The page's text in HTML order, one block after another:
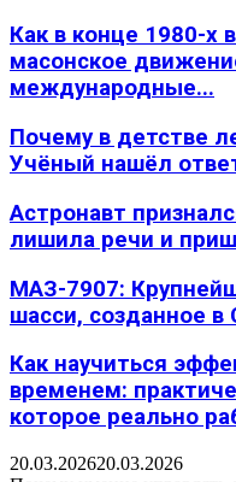
Как в конце 1980-х
масонское
международные...
Почему в детстве
Учёный нашёл
Астронавт
лишила речи и
МАЗ-7907:
шасси, созданное
Как научиться
временем:
которое реально
20.03.202620.03.2026